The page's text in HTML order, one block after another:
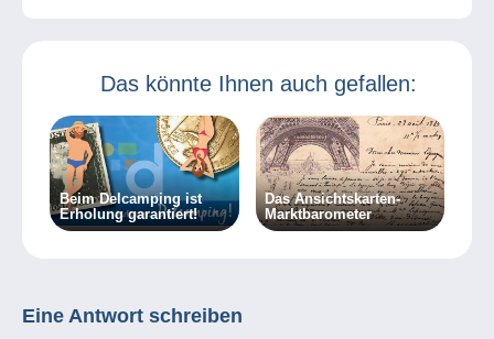
Das könnte Ihnen auch gefallen:
Beim Delcamping ist
Erholung garantiert!
Das Ansichtskarten-
Marktbarometer
Eine Antwort schreiben